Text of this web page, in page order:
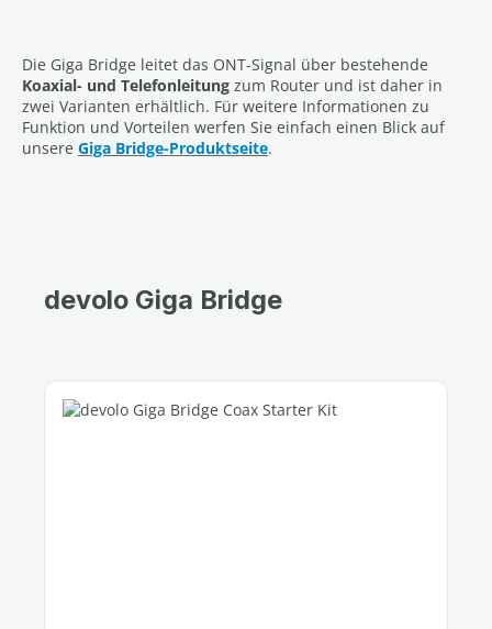
Die Giga Bridge leitet das ONT-Signal über bestehende
Koaxial- und Telefonleitung zum Router und ist daher in
zwei Varianten erhältlich. Für weitere Informationen zu
Funktion und Vorteilen werfen Sie einfach einen Blick auf
unsere Giga Bridge-Produktseite.
devolo Giga Bridge